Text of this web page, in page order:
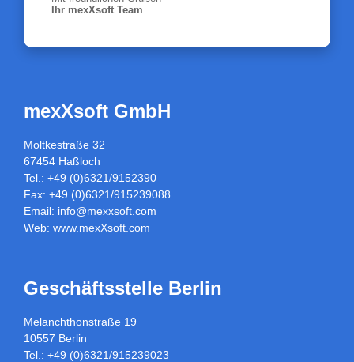
Ihr mexXsoft Team
mexXsoft GmbH
Moltkestraße 32
67454 Haßloch
Tel.: +49 (0)6321/9152390
Fax: +49 (0)6321/915239088
Email: info@mexxsoft.com
Web: www.mexXsoft.com
Geschäftsstelle Berlin
Melanchthonstraße 19
10557 Berlin
Tel.: +49 (0)6321/915239023